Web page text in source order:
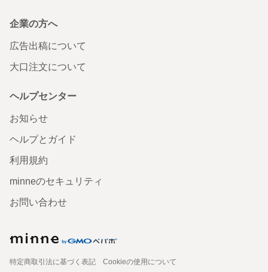
企業の方へ
広告出稿について
大口注文について
ヘルプセンター
お知らせ
ヘルプとガイド
利用規約
minneのセキュリティ
お問い合わせ
特定商取引法に基づく表記
Cookieの使用について